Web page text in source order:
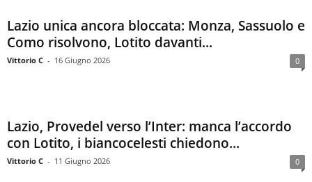
Lazio unica ancora bloccata: Monza, Sassuolo e
Como risolvono, Lotito davanti...
Vittorio C - 16 Giugno 2026 0
Lazio, Provedel verso l’Inter: manca l’accordo
con Lotito, i biancocelesti chiedono...
Vittorio C - 11 Giugno 2026 0